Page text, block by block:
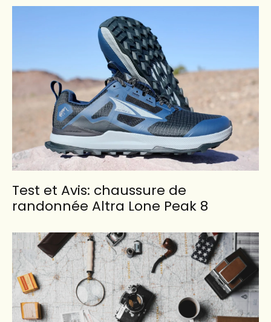
Test et Avis: chaussure de
randonnée Altra Lone Peak 8